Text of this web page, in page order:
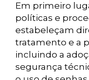
Em primeiro
políticas e
estabeleçam
tratamento e a
incluindo a
segurança